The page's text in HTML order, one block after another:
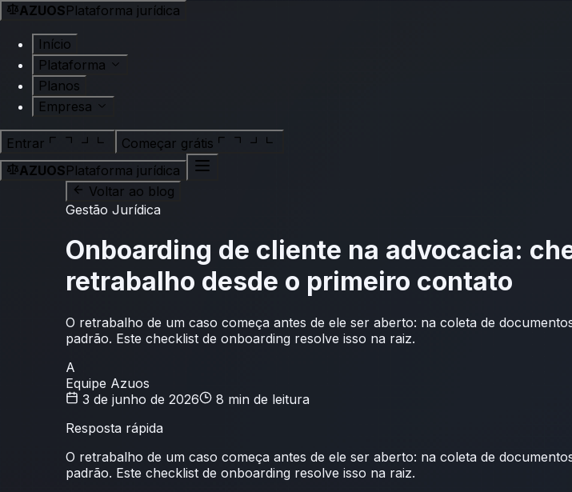
AZUOSPlataforma jurídica
Início
Plataforma
Planos
Empresa
Entrar
Começar grátis
AZUOSPlataforma jurídica
Voltar ao blog
Gestão Jurídica
Onboarding de cliente na advocacia:
retrabalho desde o primeiro contato
O retrabalho de um caso começa antes de ele ser aberto: na coleta de
padrão. Este checklist de onboarding resolve isso na raiz.
A
Equipe Azuos
3 de junho de 2026
8 min de leitura
Resposta rápida
O retrabalho de um caso começa antes de ele ser aberto: na coleta de
padrão. Este checklist de onboarding resolve isso na raiz.